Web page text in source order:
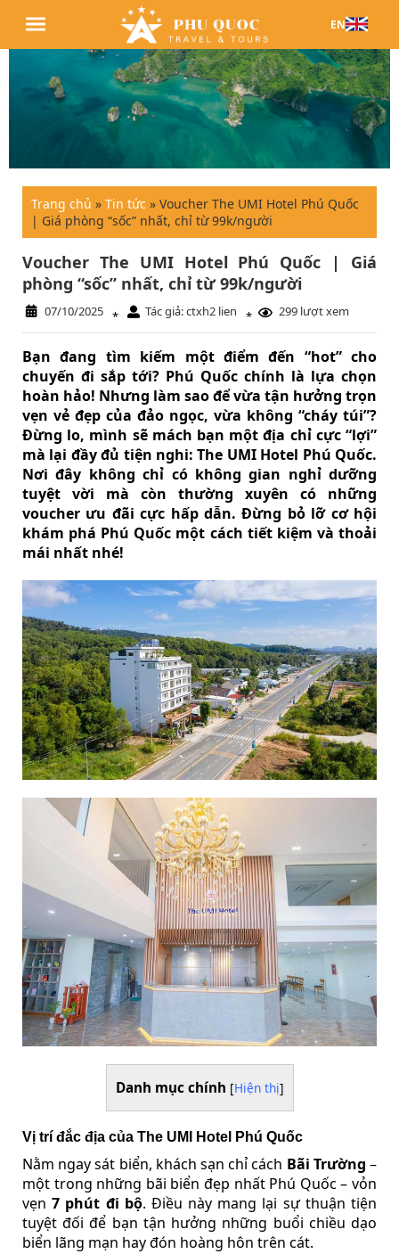
EN
Trang chủ » Tin tức » Voucher The UMI Hotel Phú Quốc
| Giá phòng “sốc” nhất, chỉ từ 99k/người
Voucher The UMI Hotel Phú Quốc | Giá
phòng “sốc” nhất, chỉ từ 99k/người
07/10/2025 * Tác giả: ctxh2 lien * 299 lượt xem
Bạn đang tìm kiếm một điểm đến “hot” cho
chuyến đi sắp tới? Phú Quốc chính là lựa chọn
hoàn hảo! Nhưng làm sao để vừa tận hưởng trọn
vẹn vẻ đẹp của đảo ngọc, vừa không “cháy túi”?
Đừng lo, mình sẽ mách bạn một địa chỉ cực “lợi”
mà lại đầy đủ tiện nghi: The UMI Hotel Phú Quốc.
Nơi đây không chỉ có không gian nghỉ dưỡng
tuyệt vời mà còn thường xuyên có những
voucher ưu đãi cực hấp dẫn. Đừng bỏ lỡ cơ hội
khám phá Phú Quốc một cách tiết kiệm và thoải
mái nhất nhé!
Danh mục chính [Hiện thị]
Vị trí đắc địa của The UMI Hotel Phú Quốc
Nằm ngay sát biển, khách sạn chỉ cách Bãi Trường –
một trong những bãi biển đẹp nhất Phú Quốc – vỏn
vẹn7 phút đi bộ. Điều này mang lại sự thuận tiện
tuyệt đối để bạn tận hưởng những buổi chiều dạo
biển lãng mạn hay đón hoàng hôn trên cát.